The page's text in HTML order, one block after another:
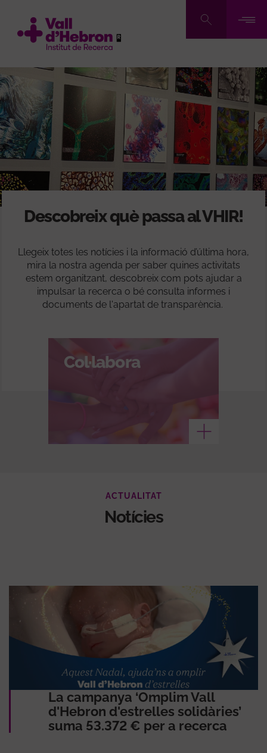
contingut
Descobreix què passa al VHIR!
Llegeix totes les notícies i la informació d’última hora,
mira la nostra agenda per saber quines activitats
estem organitzant, descobreix com pots ajudar a
impulsar la recerca o bé consulta informes i
documents de l'apartat de transparència.
Col·labora
ACTUALITAT
Notícies
La campanya ‘Omplim Vall
d'Hebron d'estrelles solidàries’
suma 53.372 € per a recerca